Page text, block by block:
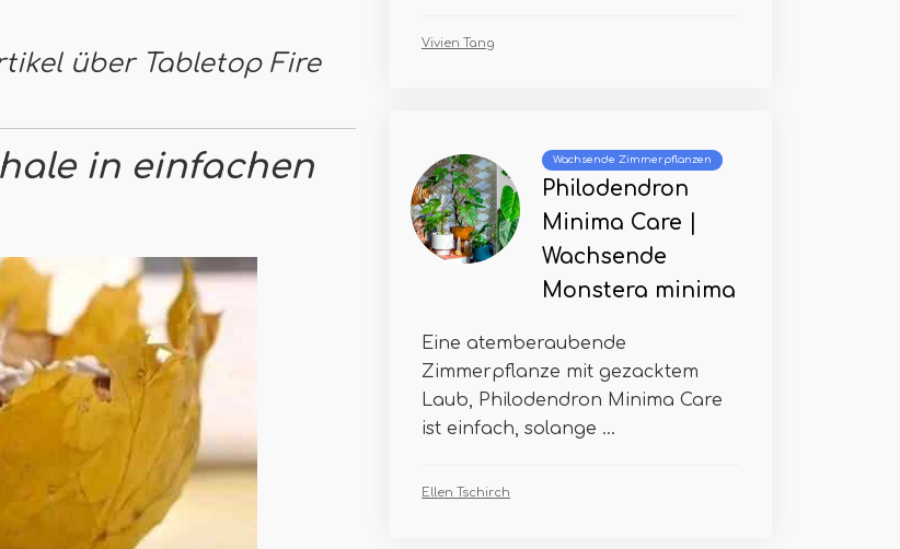
über Tabletop Fire
in einfachen
Vivien Tang
Wachsende Zimmerpflanzen
Philodendron
Minima Care |
Wachsende
Monstera minima
Eine atemberaubende
Zimmerpflanze mit gezacktem
Laub, Philodendron Minima Care
ist einfach, solange ...
Ellen Tschirch